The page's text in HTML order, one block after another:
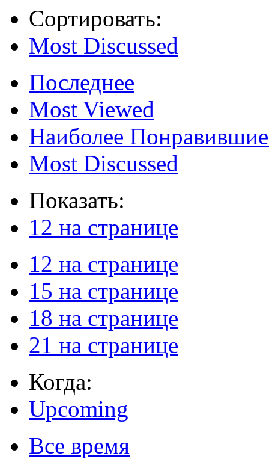
Сортировать:
Most Discussed
Последнее
Most Viewed
Наиболее
Most Discussed
Показать:
12 на странице
12 на странице
15 на странице
18 на странице
21 на странице
Когда:
Upcoming
Все время